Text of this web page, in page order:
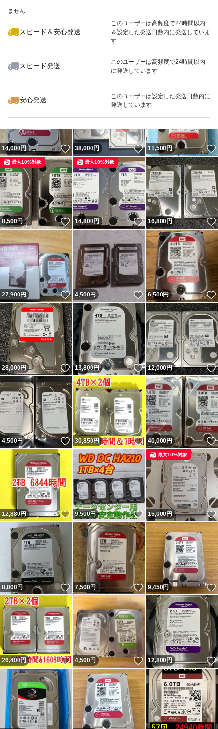
ません
スピード＆安心発送
このユーザーは高頻度で24時間以内
＆設定した発送日数内に発送していま
す
スピード発送
このユーザーは高頻度で24時間以内
に発送しています
安心発送
このユーザーは設定した発送日数内に
発送しています
いいね！
7,500
14,000円 いいね！
38,000円 いいね！
11,500円
8,500円 いいね！
最大10%対象
14,800円 いいね！
最大10%対象
16,800円
27,900円 いいね！
4,500円 いいね！
6,500円
28,000円 いいね！
13,800円 いいね！
12,000円
4,500円 いいね！
30,850円 いいね！
40,000円
12,880円 いいね！
9,500円 いいね！
15,000円
最大10%対象
8,000円 いいね！
7,500円 いいね！
9,450円
26,400円 いいね！
4,500円 いいね！
12,800円